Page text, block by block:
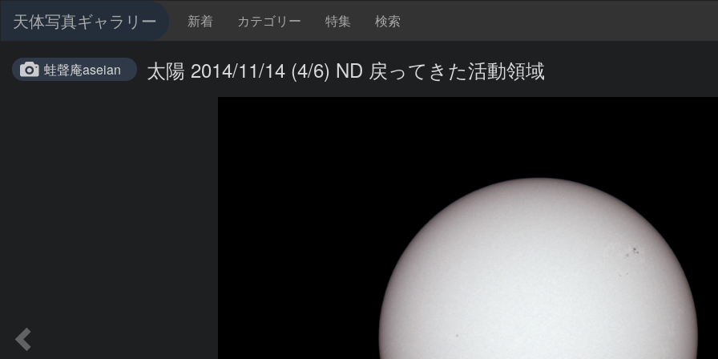
天体写真ギャラリー 新着 カテゴリー 特集 検索
蛙聲庵aseian 太陽 2014/11/14 (4/6) ND 戻ってきた活動領域